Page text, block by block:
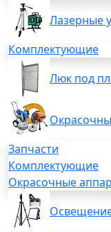
Лазерные
Комплектующие
Люк под
Запчасти
Комплектующие
Окрасочные